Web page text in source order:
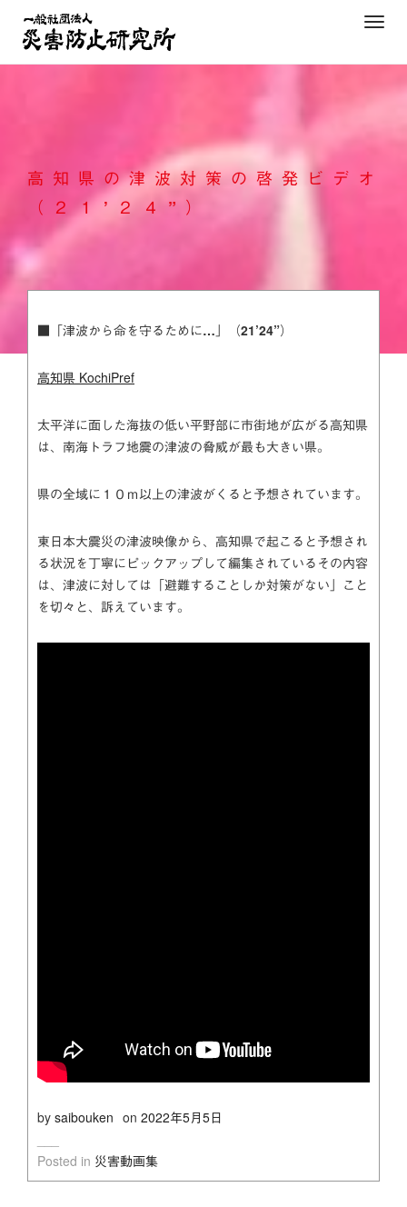
content
T
g
t
n
高知県の津波対策の啓発ビデオ
（２１’２４”）
■「津波から命を守るために…」（21’24”）
高知県 KochiPref
太平洋に面した海抜の低い平野部に市街地が広がる高知県
は、南海トラフ地震の津波の脅威が最も大きい県。
県の全域に１０ｍ以上の津波がくると予想されています。
東日本大震災の津波映像から、高知県で起こると予想され
る状況を丁寧にピックアップして編集されているその内容
は、津波に対しては「避難することしか対策がない」こと
を切々と、訴えています。
by saibouken on 2022年5月5日
Posted in 災害動画集